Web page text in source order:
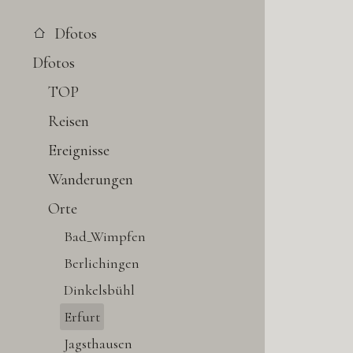
Dfotos
Dfotos
TOP
Reisen
Ereignisse
Wanderungen
Orte
Bad_Wimpfen
Berlichingen
Dinkelsbühl
Erfurt
Jagsthausen